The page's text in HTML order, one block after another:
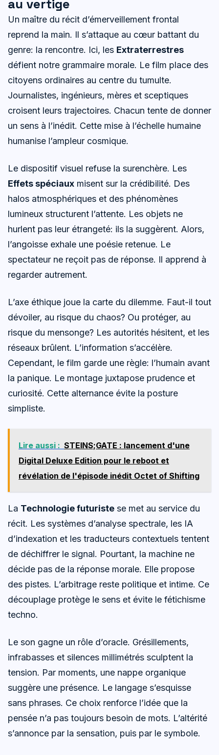
au vertige
Un maître du récit d’émerveillement frontal
reprend la main. Il s’attaque au cœur battant du
genre: la rencontre. Ici, les Extraterrestres
défient notre grammaire morale. Le film place des
citoyens ordinaires au centre du tumulte.
Journalistes, ingénieurs, mères et sceptiques
croisent leurs trajectoires. Chacun tente de donner
un sens à l’inédit. Cette mise à l’échelle humaine
humanise l’ampleur cosmique.
Le dispositif visuel refuse la surenchère. Les
Effets spéciaux misent sur la crédibilité. Des
halos atmosphériques et des phénomènes
lumineux structurent l’attente. Les objets ne
hurlent pas leur étrangeté: ils la suggèrent. Alors,
l’angoisse exhale une poésie retenue. Le
spectateur ne reçoit pas de réponse. Il apprend à
regarder autrement.
L’axe éthique joue la carte du dilemme. Faut-il tout
dévoiler, au risque du chaos? Ou protéger, au
risque du mensonge? Les autorités hésitent, et les
réseaux brûlent. L’information s’accélère.
Cependant, le film garde une règle: l’humain avant
la panique. Le montage juxtapose prudence et
curiosité. Cette alternance évite la posture
simpliste.
Lire aussi : STEINS;GATE : lancement d'une
Digital Deluxe Edition pour le reboot et
révélation de l'épisode inédit Octet of Shifting
La Technologie futuriste se met au service du
récit. Les systèmes d’analyse spectrale, les IA
d’indexation et les traducteurs contextuels tentent
de déchiffrer le signal. Pourtant, la machine ne
décide pas de la réponse morale. Elle propose
des pistes. L’arbitrage reste politique et intime. Ce
découplage protège le sens et évite le fétichisme
techno.
Le son gagne un rôle d’oracle. Grésillements,
infrabasses et silences millimétrés sculptent la
tension. Par moments, une nappe organique
suggère une présence. Le langage s’esquisse
sans phrases. Ce choix renforce l’idée que la
pensée n’a pas toujours besoin de mots. L’altérité
s’annonce par la sensation, puis par le symbole.